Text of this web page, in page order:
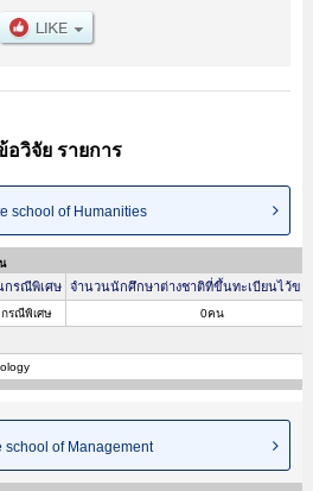
วิจัย รายการ
school of Humanities
กรณีพิเศษ จำนวนนักศึกษาต่างชาติที่ขึ้นทะเบียนไว้ขอ
รณีพิเศษ 0คน
school of Management